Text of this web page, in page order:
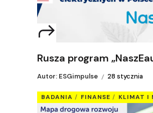
Rusza program
Autor: ESGimpulse 28 stycznia
BADANIA FINANSE KLIMAT I